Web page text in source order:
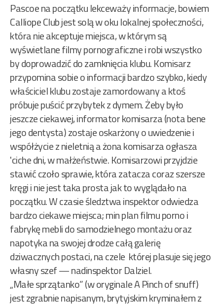
Pascoe na początku lekceważy informacje, bowiem
Calliope Club jest solą w oku lokalnej społeczności,
która nie akceptuje miejsca, w którym są
wyświetlane filmy pornograficzne i robi wszystko
by doprowadzić do zamknięcia klubu. Komisarz
przypomina sobie o informacji bardzo szybko, kiedy
właściciel klubu zostaje zamordowany a ktoś
próbuje puścić przybytek z dymem. Żeby było
jeszcze ciekawej, informator komisarza (nota bene
jego dentysta) zostaje oskarżony o uwiedzenie i
współżycie z nieletnią a żona komisarza ogłasza
'ciche dni, w małżeństwie. Komisarzowi przyjdzie
stawić czoło sprawie, która zatacza coraz szersze
kręgi i nie jest taka prosta jak to wyglądało na
początku. W czasie śledztwa inspektor odwiedza
bardzo ciekawe miejsca; min plan filmu porno i
fabrykę mebli do samodzielnego montażu oraz
napotyka na swojej drodze całą galerię
dziwacznych postaci, na czele której plasuje się jego
własny szef — nadinspektor Dalziel.
„Małe sprzątanko” (w oryginale A Pinch of snuff)
jest zgrabnie napisanym, brytyjskim kryminałem z